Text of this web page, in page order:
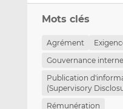
Mots clés
Agrément
Gouvernance interne
Publication
(Supervisory
Rémunération